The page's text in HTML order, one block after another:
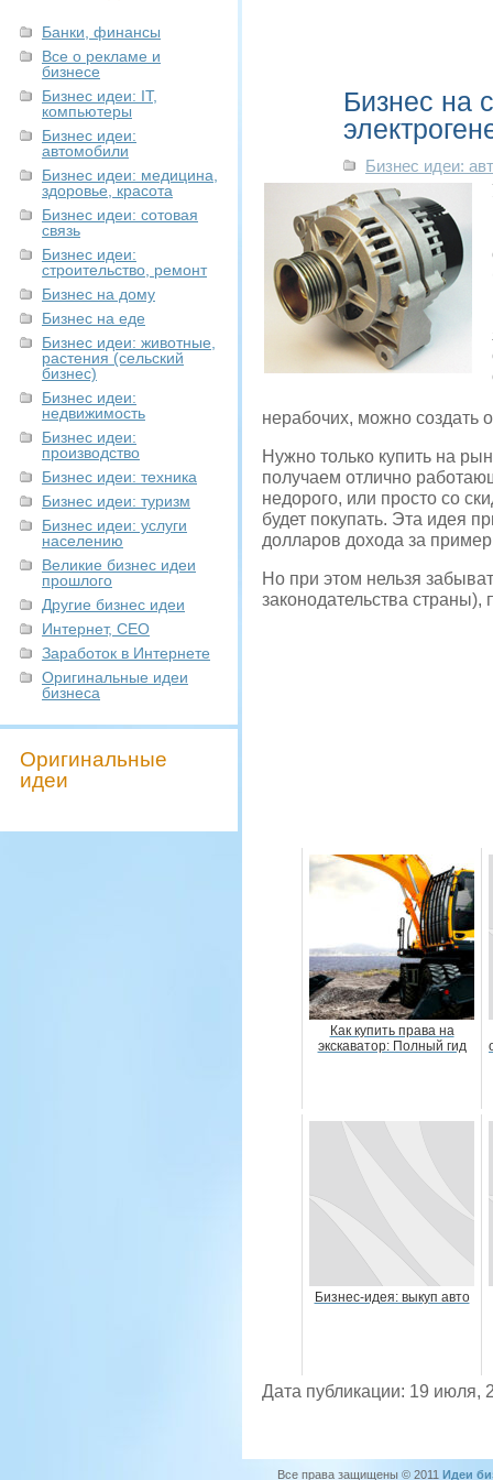
Банки, финансы
Все о рекламе и
бизнесе
Бизнес идеи: IT,
компьютеры
Бизнес идеи:
автомобили
Бизнес идеи: медицина,
здоровье, красота
Бизнес идеи: сотовая
связь
Бизнес идеи:
строительство, ремонт
Бизнес на дому
Бизнес на еде
Бизнес идеи: животные,
растения (сельский
бизнес)
Бизнес идеи:
недвижимость
Бизнес идеи:
производство
Бизнес идеи: техника
Бизнес идеи: туризм
Бизнес идеи: услуги
населению
Великие бизнес идеи
прошлого
Другие бизнес идеи
Интернет, СЕО
Заработок в Интернете
Оригинальные идеи
бизнеса
Оригинальные
идеи
Бизнес на
Бизнес идеи:
нерабочих, можно создать
Нужно только купить на
получаем отлично
недорого, или просто со
будет покупать. Эта идея
долларов дохода за
Но при этом нельзя
законодательства страны),
Как купить права на
экскаватор: Полный гид
Бизнес-идея: выкуп авто
Дата публикации: 19 июля,
Все права защищены © 2011 Идеи